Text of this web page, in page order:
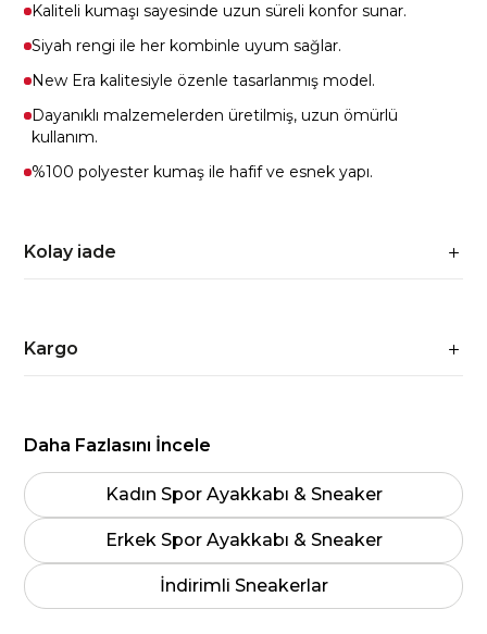
Kaliteli kumaşı sayesinde uzun süreli konfor sunar.
Siyah rengi ile her kombinle uyum sağlar.
New Era kalitesiyle özenle tasarlanmış model.
Dayanıklı malzemelerden üretilmiş, uzun ömürlü
kullanım.
%100 polyester kumaş ile hafif ve esnek yapı.
Kolay iade
Kargo
Daha Fazlasını İncele
Kadın Spor Ayakkabı & Sneaker
Erkek Spor Ayakkabı & Sneaker
İndirimli Sneakerlar